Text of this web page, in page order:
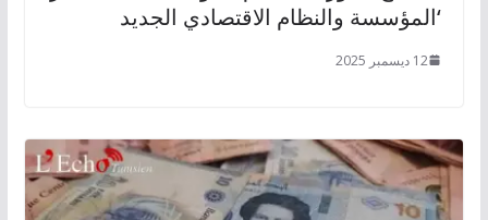
‘المؤسسة والنظام الاقتصادي الجديد
12 ديسمبر 2025